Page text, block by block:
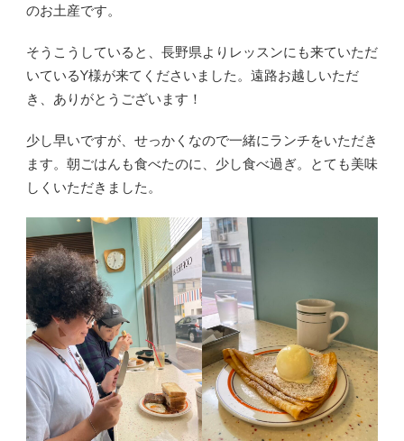
のお土産です。
そうこうしていると、長野県よりレッスンにも来ていただ
いているY様が来てくださいました。遠路お越しいただ
き、ありがとうございます！
少し早いですが、せっかくなので一緒にランチをいただき
ます。朝ごはんも食べたのに、少し食べ過ぎ。とても美味
しくいただきました。